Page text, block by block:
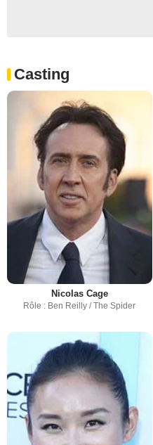
Casting
Nicolas Cage
Rôle : Ben Reilly / The Spider